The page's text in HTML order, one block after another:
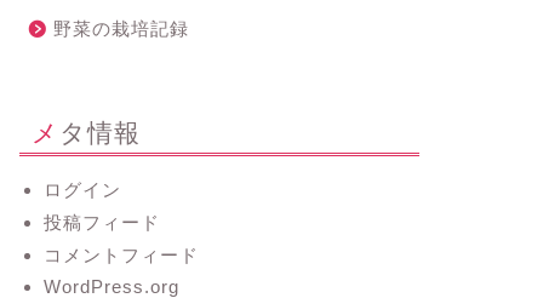
野菜の栽培記録
メタ情報
ログイン
投稿フィード
コメントフィード
WordPress.org